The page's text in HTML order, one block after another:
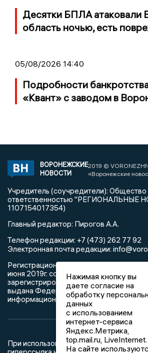
Десятки БПЛА атаковали
область ночью, есть
05/08/2026 14:40
Подробности
«Квант» с заводом в
ВОРОНЕЖСКИЕ
НОВОСТИ
2019 ©
«Воронежские
Учредитель (соучредители): Общество
ответственностью "РЕГИОНАЛЬНЫЕ
1107154017354)
Главный редактор: Пирогов А.А.
Телефон редакции: +7 (473) 262 77 92
Электронная почта редакции:
Регистрационный номер: серия Эл №
июня 2019г. согласно выписке из реестра
зарегистрированных средств
выдана Федеральной службой по
информационных технологий и
При использовании любого материала
Нажимая кнопку вы
даете согласие на
обработку
данных
с использованием
интернет-сервиса
Яндекс.Метрика,
top.mail.ru, LiveInternet.
На сайте